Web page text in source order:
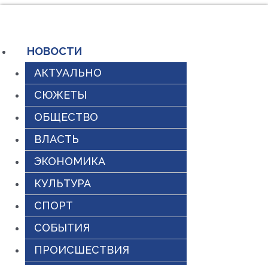
содержимому
НОВОСТИ
АКТУАЛЬНО
СЮЖЕТЫ
ОБЩЕСТВО
ВЛАСТЬ
ЭКОНОМИКА
КУЛЬТУРА
СПОРТ
СОБЫТИЯ
ПРОИСШЕСТВИЯ